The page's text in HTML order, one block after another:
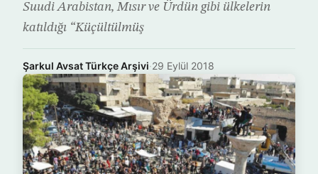
Suudi Arabistan, Mısır ve Ürdün gibi ülkelerin
katıldığı “Küçültülmüş
Şarkul Avsat Türkçe Arşivi·29 Eylül 2018